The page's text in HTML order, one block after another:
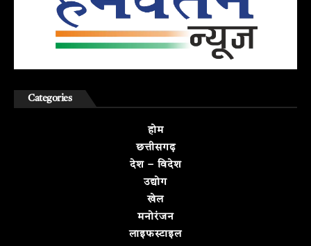
Categories
होम
छत्तीसगढ़
देश – विदेश
उद्योग
खेल
मनोरंजन
लाइफस्टाइल